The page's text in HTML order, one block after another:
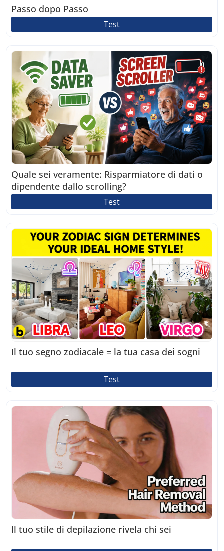
Passo dopo Passo
Test
Quale sei veramente: Risparmiatore di dati o
dipendente dallo scrolling?
Test
Il tuo segno zodiacale = la tua casa dei sogni
Test
Il tuo stile di depilazione rivela chi sei